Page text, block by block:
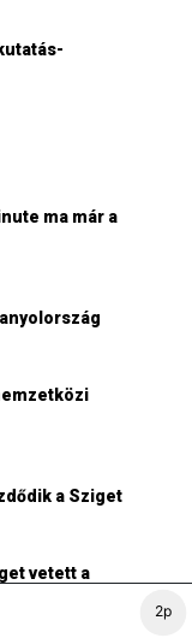
2p
ma már a
a Sziget
vetett a